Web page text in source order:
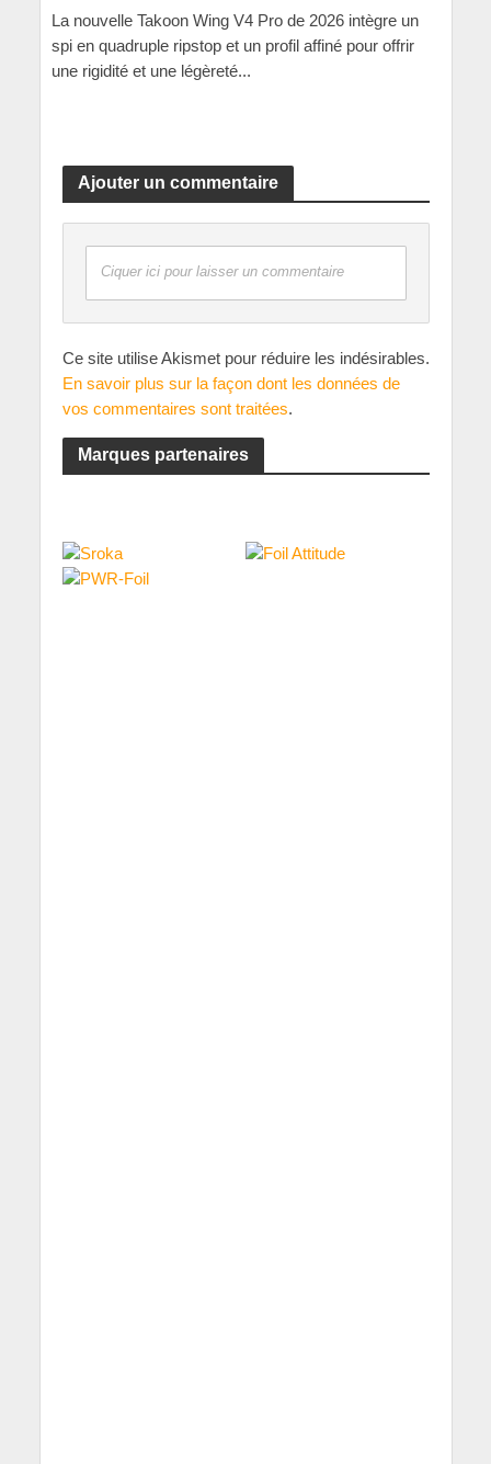
La nouvelle Takoon Wing V4 Pro de 2026 intègre un
spi en quadruple ripstop et un profil affiné pour offrir
une rigidité et une légèreté...
Ajouter un commentaire
Ciquer ici pour laisser un commentaire
Ce site utilise Akismet pour réduire les indésirables.
En savoir plus sur la façon dont les données de
vos commentaires sont traitées.
Marques partenaires